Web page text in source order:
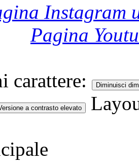
Pagina
carattere: Diminuisci
a contrasto elevato